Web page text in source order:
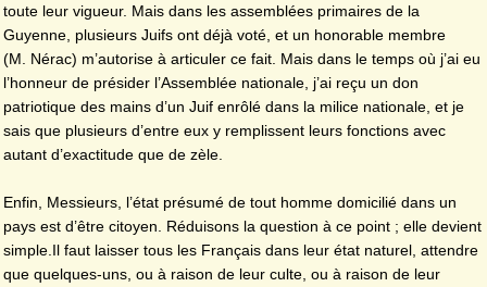
toute leur vigueur. Mais dans les assemblées primaires de la
Guyenne, plusieurs Juifs ont déjà voté, et un honorable membre
(M. Nérac) m’autorise à articuler ce fait. Mais dans le temps où j’ai eu
l’honneur de présider l’Assemblée nationale, j’ai reçu un don
patriotique des mains d’un Juif enrôlé dans la milice nationale, et je
sais que plusieurs d’entre eux y remplissent leurs fonctions avec
autant d’exactitude que de zèle.
Enfin, Messieurs, l’état présumé de tout homme domicilié dans un
pays est d’être citoyen. Réduisons la question à ce point ; elle devient
simple.Il faut laisser tous les Français dans leur état naturel, attendre
que quelques-uns, ou à raison de leur culte, ou à raison de leur